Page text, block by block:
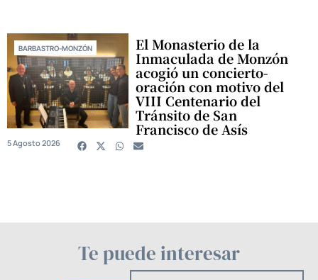
BARBASTRO-MONZÓN El Monasterio de la
Inmaculada de Monzón
acogió un concierto-
oración con motivo del
VIII Centenario del
Tránsito de San
Francisco de Asís
5 Agosto 2026
Te puede interesar